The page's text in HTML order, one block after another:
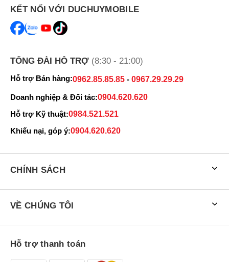
KẾT NỐI VỚI DUCHUYMOBILE
TỔNG ĐÀI HỖ TRỢ (8:30 - 21:00)
Hỗ trợ Bán hàng:0962.85.85.85 - 0967.29.29.29
Doanh nghiệp & Đối tác:0904.620.620
Hỗ trợ Kỹ thuật:0984.521.521
Khiếu nại, góp ý:0904.620.620
CHÍNH SÁCH
VỀ CHÚNG TÔI
Hỗ trợ thanh toán